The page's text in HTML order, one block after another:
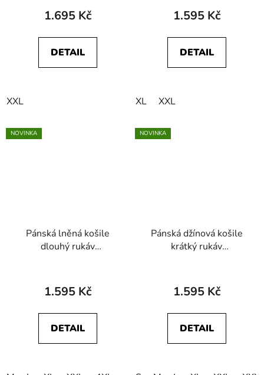
1.695 Kč
DETAIL
XXL
SHIRT Forget Me not
1.595 Kč
DETAIL
XL XXL
NOVINKA
Pánská lněná košile
dlouhý rukáv
SHIRT Kelp
1.595 Kč
DETAIL
NOVINKA
Pánská džínová košile
krátký rukáv
WESTERN SHIRT Rinse
Black
1.595 Kč
DETAIL